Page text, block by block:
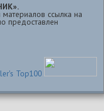
ссылка на
предоставлен